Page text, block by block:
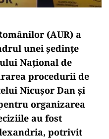
(AUR) a
unei ședințe
Național de
procedurii de
Nicușor Dan și
organizarea
au fost
potrivit